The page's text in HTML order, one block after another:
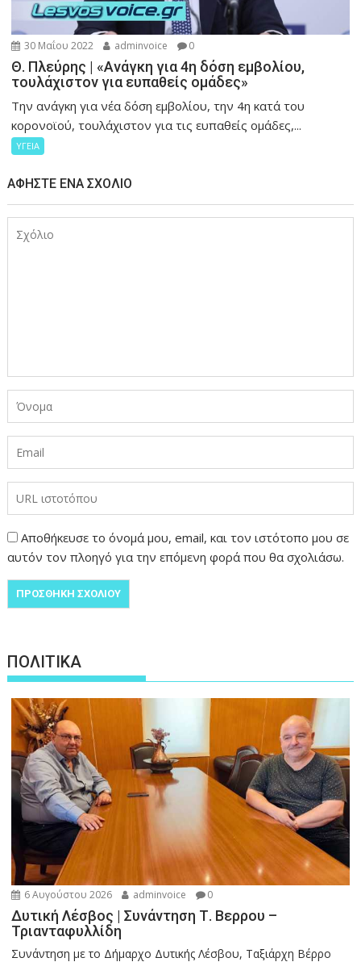
30 Μαΐου 2022 adminvoice 0
Θ. Πλεύρης | «Ανάγκη για 4η δόση εμβολίου,
τουλάχιστον για ευπαθείς ομάδες»
Την ανάγκη για νέα δόση εμβολίου, την 4η κατά του
κορονοϊού, τουλάχιστον για τις ευπαθείς ομάδες,...
ΥΓΕΙΑ
ΑΦΉΣΤΕ ΈΝΑ ΣΧΌΛΙΟ
Αποθήκευσε το όνομά μου, email, και τον ιστότοπο μου σε
αυτόν τον πλοηγό για την επόμενη φορά που θα σχολιάσω.
ΠΟΛΙΤΙΚΑ
6 Αυγούστου 2026 adminvoice 0
Δυτική Λέσβος | Συνάντηση Τ. Βερρου –
Τριανταφυλλίδη
Συνάντηση με το Δήμαρχο Δυτικής Λέσβου, Ταξιάρχη Βέρρο